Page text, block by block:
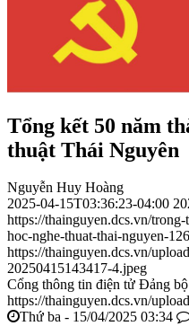
Tổng kết 50 năm
thuật Thái Nguyên
Nguyễn Huy Hoàng
2025-04-15T03:36:23-04:00
https://thainguyen.dcs.vn/
hoc-nghe-thuat-thai-nguyen-
https://thainguyen.dcs.vn/
20250415143417-4.jpeg
Cổng thông tin điện tử Đảng
https://thainguyen.dcs.vn/
Thứ ba - 15/04/2025 03:34